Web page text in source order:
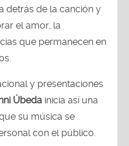
detrás de la canción y
el amor, la
que permanecen en
y presentaciones
Úbeda inicia así una
su música se
con el público.